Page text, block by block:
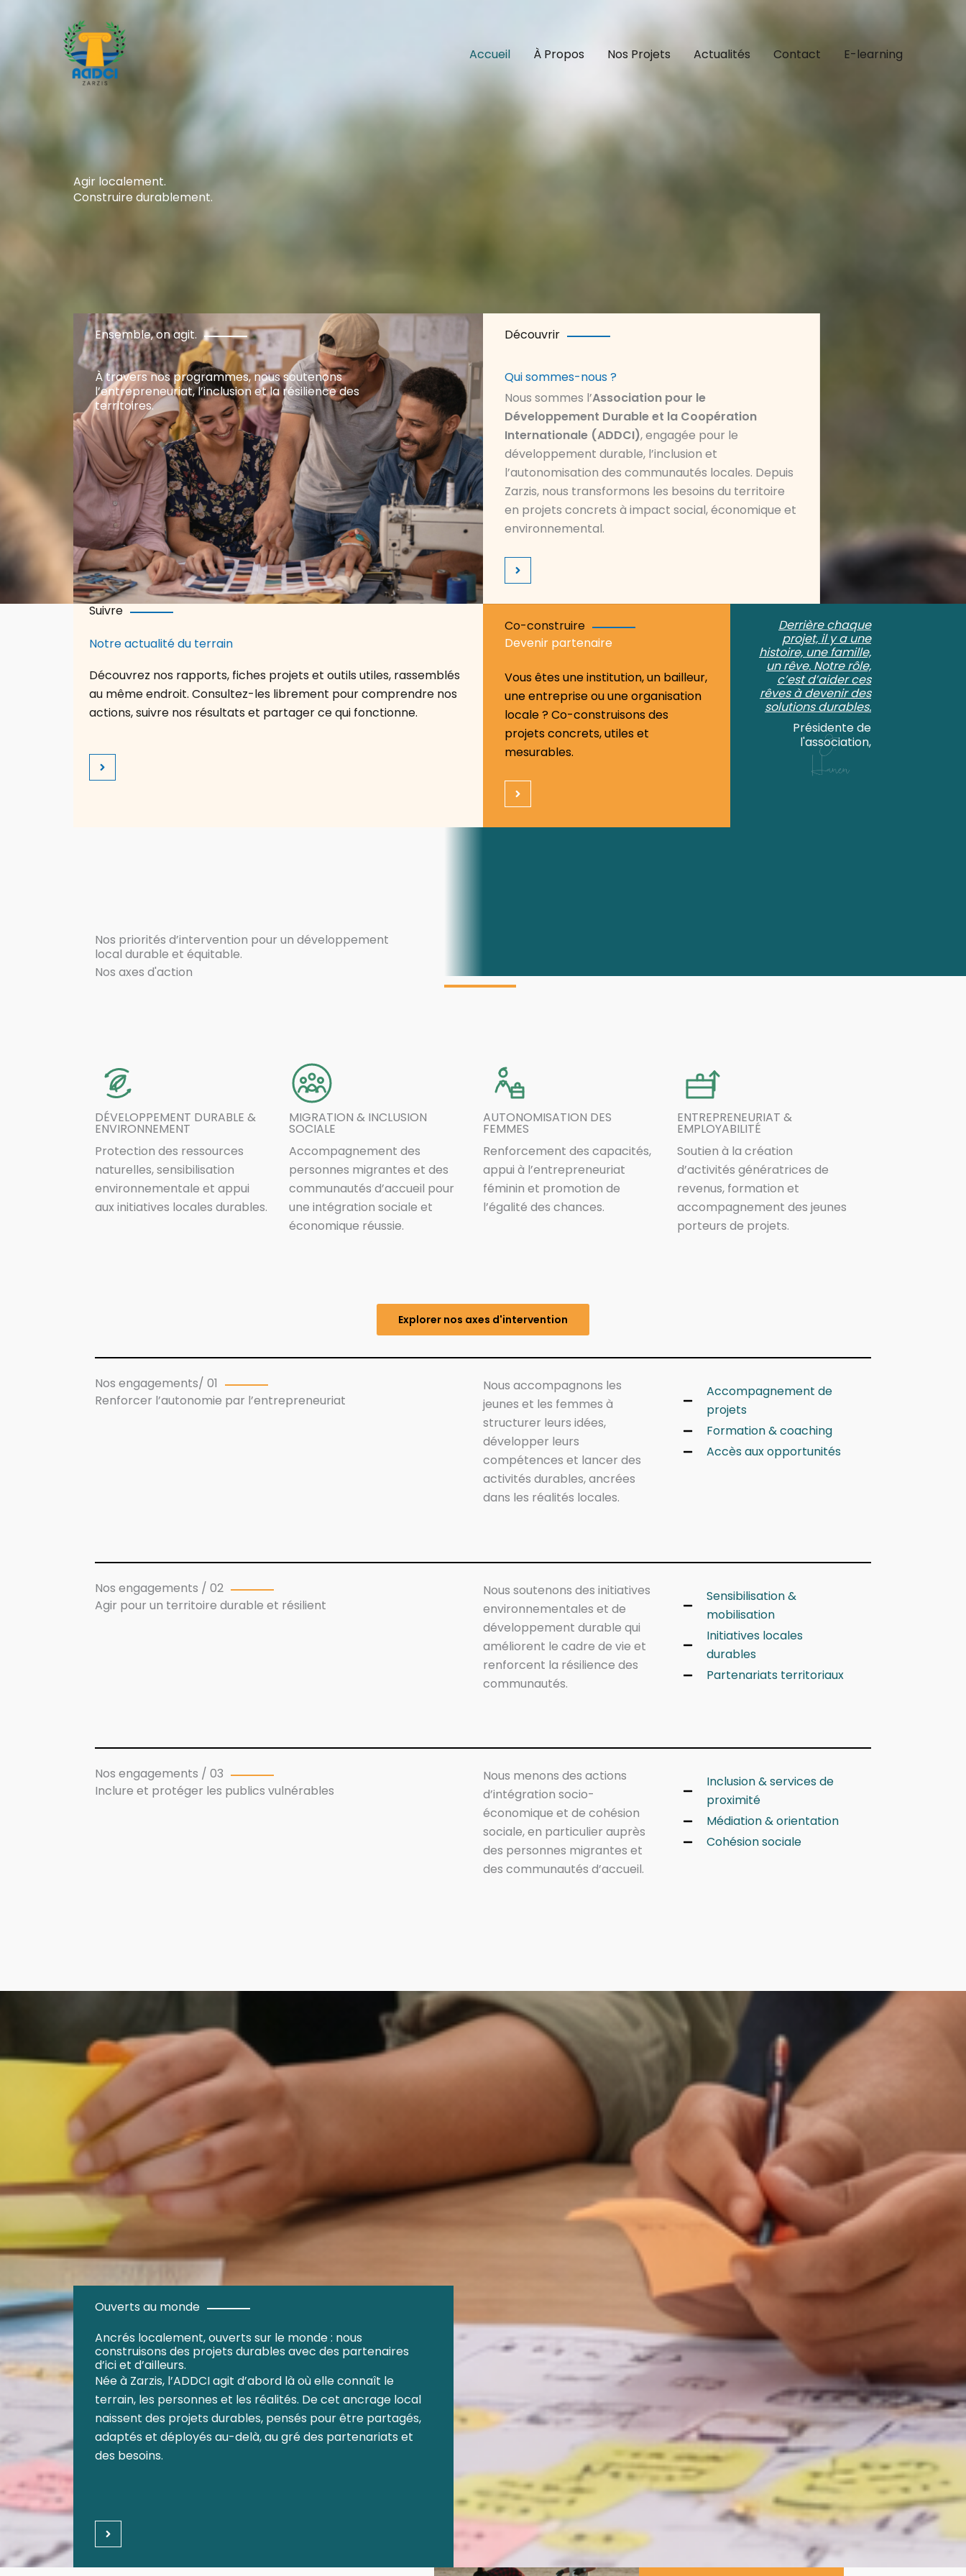
Accueil À Propos Nos Projets Actualités Contact E-learning
Agir localement.
Construire durablement.
Ensemble, on agit.
À travers nos programmes, nous soutenons
l’entrepreneuriat, l’inclusion et la résilience des
territoires.
Découvrir
Qui sommes-nous ?
Nous sommes l’Association pour le
Développement Durable et la Coopération
Internationale (ADDCI), engagée pour le
développement durable, l’inclusion et
l’autonomisation des communautés locales. Depuis
Zarzis, nous transformons les besoins du territoire
en projets concrets à impact social, économique et
environnemental.
Suivre
Notre actualité du terrain
Découvrez nos rapports, fiches projets et outils utiles, rassemblés
au même endroit. Consultez-les librement pour comprendre nos
actions, suivre nos résultats et partager ce qui fonctionne.
Co-construire
Devenir partenaire
Vous êtes une institution, un bailleur,
une entreprise ou une organisation
locale ? Co-construisons des
projets concrets, utiles et
mesurables.
Derrière chaque
projet, il y a une
histoire, une famille,
un rêve. Notre rôle,
c’est d’aider ces
rêves à devenir des
solutions durables.
Présidente de
l'association,
Nos priorités d’intervention pour un développement
local durable et équitable.
Nos axes d'action
DÉVELOPPEMENT DURABLE &
ENVIRONNEMENT
Protection des ressources
naturelles, sensibilisation
environnementale et appui
aux initiatives locales durables.
MIGRATION & INCLUSION
SOCIALE
Accompagnement des
personnes migrantes et des
communautés d’accueil pour
une intégration sociale et
économique réussie.
AUTONOMISATION DES
FEMMES
Renforcement des capacités,
appui à l’entrepreneuriat
féminin et promotion de
l’égalité des chances.
ENTREPRENEURIAT &
EMPLOYABILITÉ
Soutien à la création
d’activités génératrices de
revenus, formation et
accompagnement des jeunes
porteurs de projets.
Explorer nos axes d'intervention
Nos engagements/ 01
Renforcer l’autonomie par l’entrepreneuriat
Nous accompagnons les
jeunes et les femmes à
structurer leurs idées,
développer leurs
compétences et lancer des
activités durables, ancrées
dans les réalités locales.
Accompagnement de
projets
Formation & coaching
Accès aux opportunités
Nos engagements / 02
Agir pour un territoire durable et résilient
Nous soutenons des initiatives
environnementales et de
développement durable qui
améliorent le cadre de vie et
renforcent la résilience des
communautés.
Sensibilisation &
mobilisation
Initiatives locales
durables
Partenariats territoriaux
Nos engagements / 03
Inclure et protéger les publics vulnérables
Nous menons des actions
d’intégration socio-
économique et de cohésion
sociale, en particulier auprès
des personnes migrantes et
des communautés d’accueil.
Inclusion & services de
proximité
Médiation & orientation
Cohésion sociale
Ouverts au monde
Ancrés localement, ouverts sur le monde : nous
construisons des projets durables avec des partenaires
d’ici et d’ailleurs.
Née à Zarzis, l’ADDCI agit d’abord là où elle connaît le
terrain, les personnes et les réalités. De cet ancrage local
naissent des projets durables, pensés pour être partagés,
adaptés et déployés au-delà, au gré des partenariats et
des besoins.